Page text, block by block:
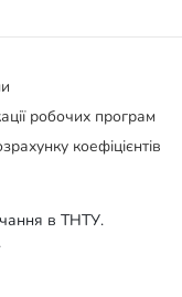
робочих програм
коефіцієнтів
в ТНТУ.